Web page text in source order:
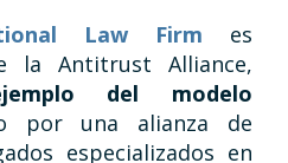
Law Firm es
la Antitrust Alliance,
del modelo
por una alianza de
especializados en